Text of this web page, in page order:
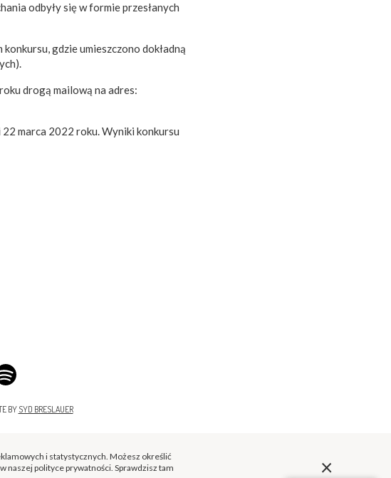
odbyły się w formie przesłanych
gdzie umieszczono dokładną
drogą mailową na adres:
marca 2022 roku. Wyniki konkursu
BY SYD BRESLAUER
i statystycznych. Możesz określić
naszej polityce prywatności. Sprawdzisz tam
×